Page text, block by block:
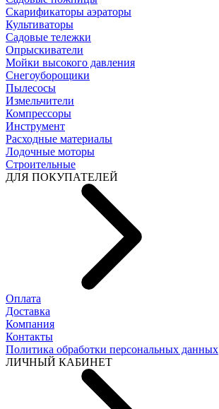
Скарификаторы аэраторы
Культиваторы
Садовые тележки
Опрыскиватели
Мойки высокого давления
Снегоуборощики
Пылесосы
Измельчители
Компрессоры
Инструмент
Расходные материалы
Лодочные моторы
Строительные
ДЛЯ ПОКУПАТЕЛЕЙ
Оплата
Доставка
Компания
Контакты
Политика обработки персональных данных
ЛИЧНЫЙ КАБИНЕТ